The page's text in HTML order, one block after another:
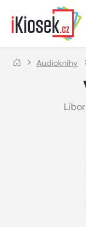
Přejít na hlavní obsah
Audioknihy